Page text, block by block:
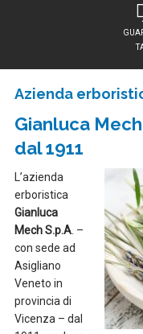
Azienda
Gianluca
dal 1911
L’azienda
erboristica
Gianluca
Mech S.p.A . –
con sede ad
Asigliano
Veneto in
provincia di
Vicenza – dal